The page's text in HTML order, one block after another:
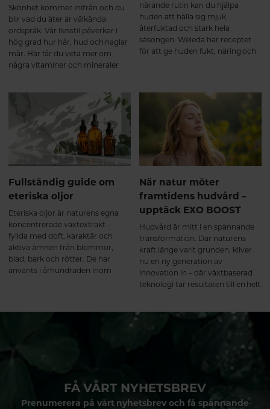
Skönhet kommer inifrån och du
blir vad du äter är välkända
ordspråk. Vår livsstil påverkar i
hög grad hur hår, hud och naglar
mår. Här får du veta mer om
några vitaminer och mineraler
närande rutin kan du hjälpa
huden att hålla sig mjuk,
återfuktad och stark hela
säsongen. Weleda har receptet
för att ge huden fukt, näring och
Fullständig guide om
eteriska oljor
Eteriska oljor är naturens egna
koncentrerade växtextrakt –
fyllda med doft, karaktär och
aktiva ämnen från blommor,
blad, bark och rötter. De har
använts i århundraden inom
på ett säkert sätt och hur du kan
När natur möter
framtidens hudvård –
upptäck EXO BOOST
Hudvård är mitt i en spännande
transformation. Där naturens
kraft länge varit grunden, kliver
nu en ny generation av
innovation in – där växtbaserad
teknologi tar resultaten till en helt
just detta: en banbrytande fusion
FÅ VÅRT NYHETSBREV
Prenumerera på vårt nyhetsbrev och få spännande